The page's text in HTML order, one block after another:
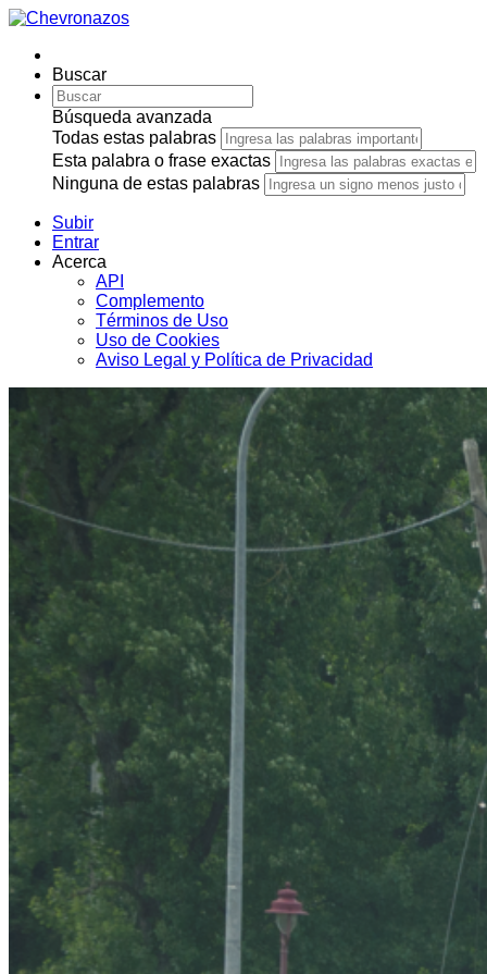
Buscar
Búsqueda avanzada
Todas estas palabras
Esta palabra o frase exactas
Ninguna de estas palabras
Subir
Entrar
Acerca
API
Complemento
Términos de Uso
Uso de Cookies
Aviso Legal y Política de Privacidad